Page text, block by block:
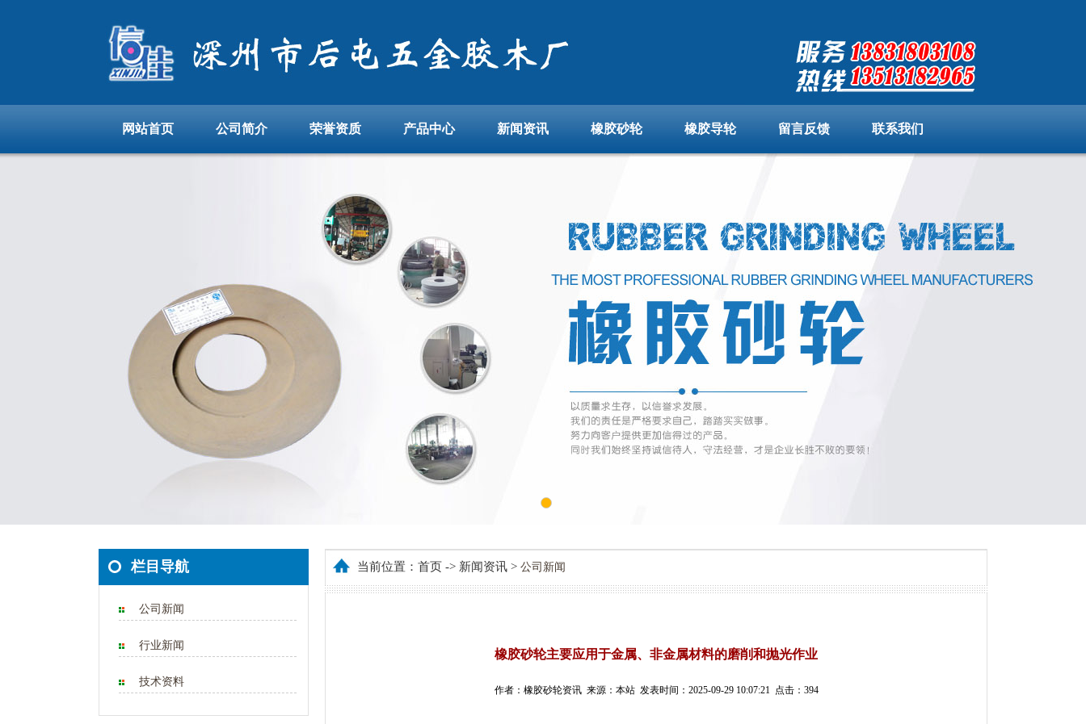
网站首页 公司简介 荣誉资质 产品中心 新闻资讯 橡胶砂轮 橡胶导轮 留言反馈 联系我们
栏目导航
公司新闻
行业新闻
技术资料
当前位置：首页 -> 新闻资讯 > 公司新闻
橡胶砂轮主要应用于金属、非金属材料的磨削和抛光作业
作者：橡胶砂轮资讯 来源：本站 发表时间：2025-09-29 10:07:21 点击：394